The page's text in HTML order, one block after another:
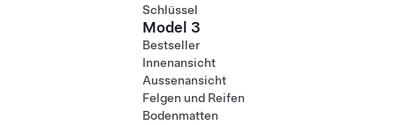
Schlüssel
Model 3
Bestseller
Innenansicht
Aussenansicht
Felgen und Reifen
Bodenmatten